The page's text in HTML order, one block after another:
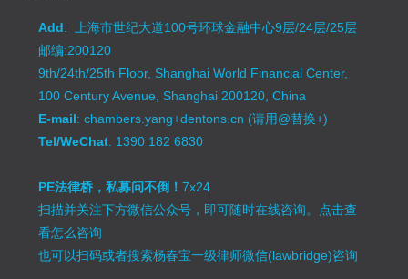
Add: 上海市世纪大道100号环球金融中心9层/24层/25层
邮编:200120
9th/24th/25th Floor, Shanghai World Financial Center,
100 Century Avenue, Shanghai 200120, China
E-mail: chambers.yang+dentons.cn (请用@替换+)
Tel/WeChat: 1390 182 6830
PE法律桥，私募问不倒！7x24
扫描并关注下方微信公众号，即可随时在线咨询。 点击查
看怎么咨询
也可以扫码或者搜索杨春宝一级律师微信(lawbridge)咨询